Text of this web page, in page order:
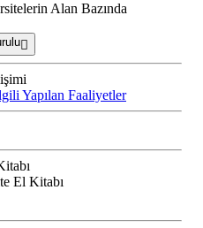
Alan Bazında
Yapılan Faaliyetler
El Kitabı